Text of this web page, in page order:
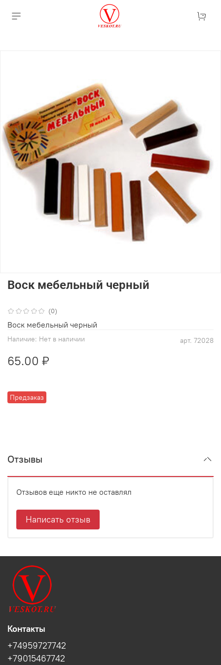
(0)
арт. 72028
Наличие: Нет в наличии
Предзаказ
Воск мебельный черный
65.00 ₽
Воск мебельный черный
Отзывы
Отзывов еще никто не оставлял
Написать отзыв
Контакты
+74959727742
+79015467742